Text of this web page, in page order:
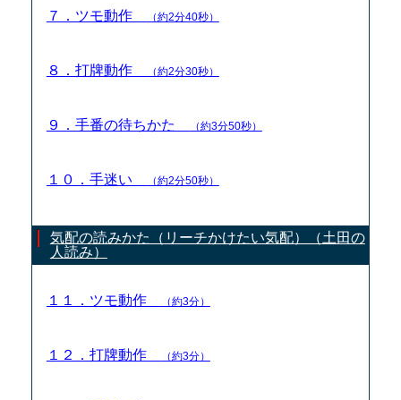
７．ツモ動作 （約2分40秒）
８．打牌動作 （約2分30秒）
９．手番の待ちかた （約3分50秒）
１０．手迷い （約2分50秒）
気配の読みかた（リーチかけたい気配）（土田の
人読み）
１１．ツモ動作 （約3分）
１２．打牌動作 （約3分）